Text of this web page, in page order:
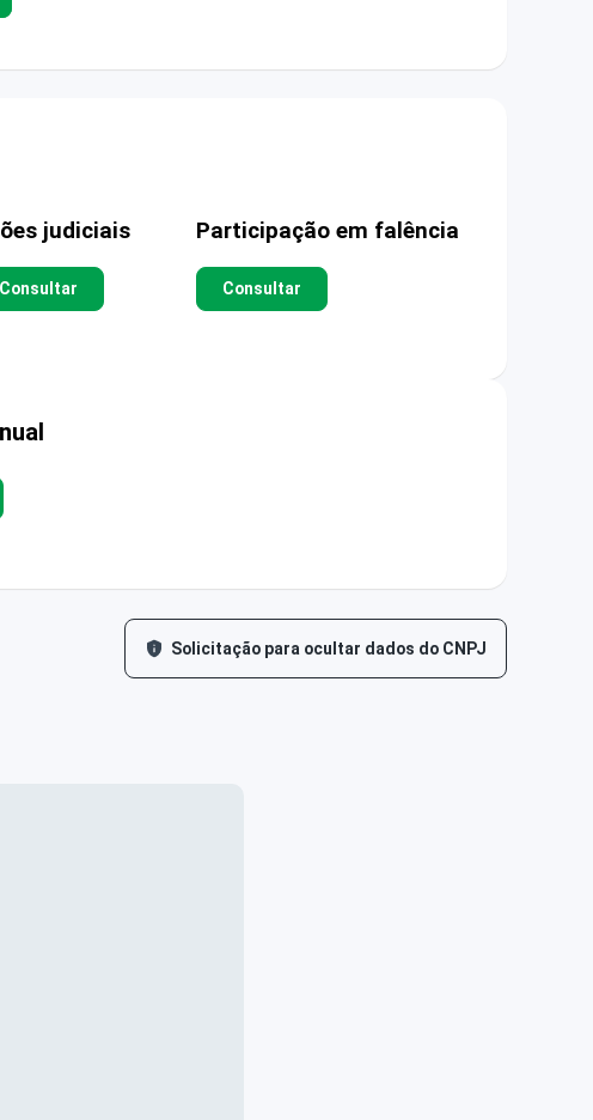
judiciais
Consultar
Participação em falência
Consultar
Solicitação para ocultar dados do CNPJ